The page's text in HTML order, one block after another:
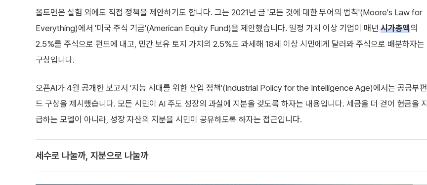
올트먼은 실험 외에도 직접 정책을 제안하기도 합니다. 그는 2021년 글 '모든 것에 대한 무어의 법칙'(Moore's Law for
Everything)에서 '미국 주식 기금'(American Equity Fund)을 제안했습니다. 일정 가치 이상 기업이 매년 시가총액의
2.5%를 주식으로 펀드에 내고, 민간 보유 토지 가치의 2.5%도 과세해 18세 이상 시민에게 달러와 주식으로 배분하자는
구상입니다.
오픈AI가 4월 공개한 보고서 '지능 시대를 위한 산업 정책'(Industrial Policy for the Intelligence Age)에서는 공공부펀
드 구상을 제시했습니다. 모든 시민이 AI 주도 성장의 과실에 지분을 갖도록 하자는 내용입니다. 세금을 더 걷어 현금을 지
급하는 모델이 아니라, 성장 자산의 지분을 시민이 공유하도록 하자는 접근입니다.
세수로 나눌까, 지분으로 나눌까